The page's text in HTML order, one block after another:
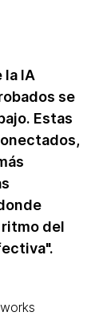
la IA
se
Estas
del